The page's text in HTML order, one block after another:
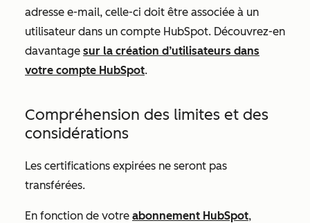
adresse e-mail, celle-ci doit être associée à un
utilisateur dans un compte HubSpot. Découvrez-en
davantage sur la création d’utilisateurs dans
votre compte HubSpot.
Compréhension des limites et des
considérations
Les certifications expirées ne seront pas
transférées.
En fonction de votre abonnement HubSpot,